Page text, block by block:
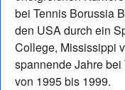
bei Tennis Borussia
den USA durch ein
College, Mississippi
spannende Jahre
von 1995 bis 1999.